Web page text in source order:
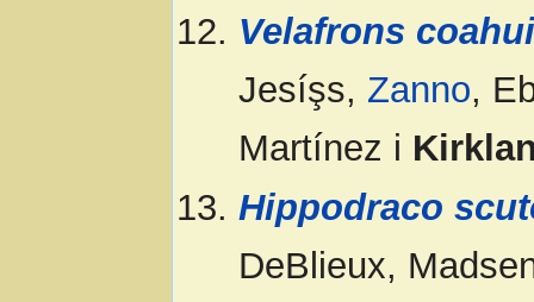
Velafrons
Jesíşs, Zanno,
Martí­nez i
Hippodraco
DeBlieux,